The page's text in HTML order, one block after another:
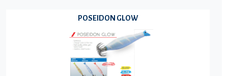
POSEIDON GLOW